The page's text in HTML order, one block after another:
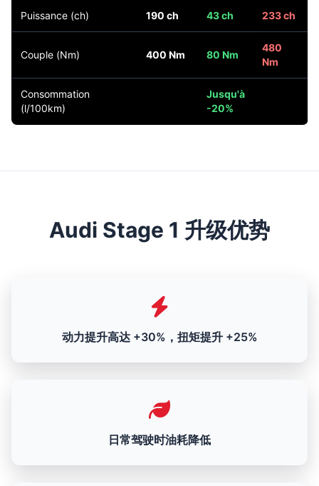
Puissance (ch) 190 ch 43 ch 233 ch
Couple (Nm) 400 Nm 80 Nm
480
Nm
Consommation
(l/100km)
Jusqu'à
-20%
Audi Stage 1 升级优势
动力提升高达 +30%，扭矩提升 +25%
日常驾驶时油耗降低